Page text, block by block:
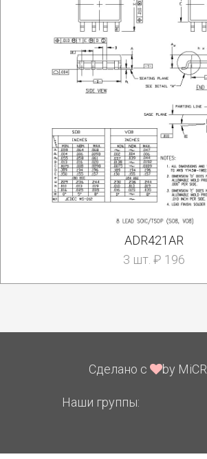
ADR421AR
3 шт. ₽ 196
Сделано с by
Наши группы: